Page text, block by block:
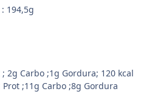
194,5g
2g Carbo ;1g Gordura; 120 kcal
;11g Carbo ;8g Gordura